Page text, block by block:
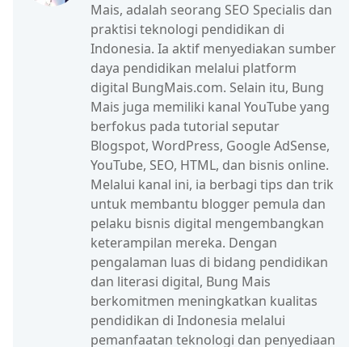
Mais, adalah seorang SEO Specialis dan
praktisi teknologi pendidikan di
Indonesia. Ia aktif menyediakan sumber
daya pendidikan melalui platform
digital BungMais.com. Selain itu, Bung
Mais juga memiliki kanal YouTube yang
berfokus pada tutorial seputar
Blogspot, WordPress, Google AdSense,
YouTube, SEO, HTML, dan bisnis online.
Melalui kanal ini, ia berbagi tips dan trik
untuk membantu blogger pemula dan
pelaku bisnis digital mengembangkan
keterampilan mereka. Dengan
pengalaman luas di bidang pendidikan
dan literasi digital, Bung Mais
berkomitmen meningkatkan kualitas
pendidikan di Indonesia melalui
pemanfaatan teknologi dan penyediaan